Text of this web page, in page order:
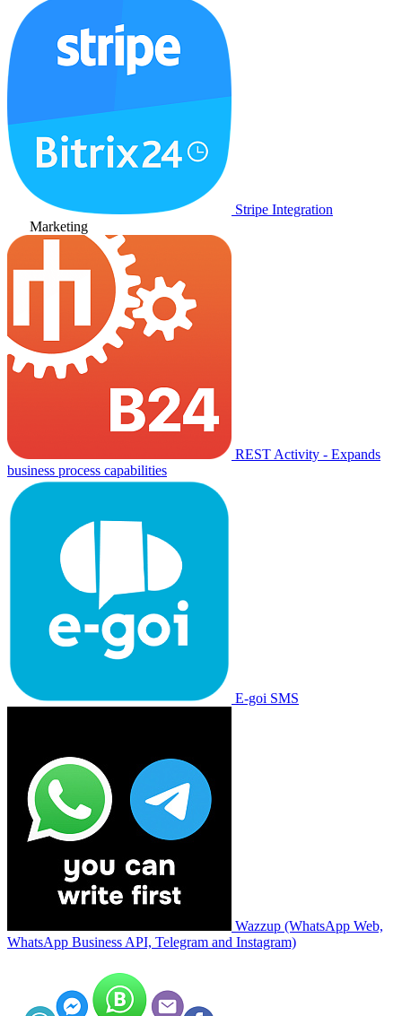
Stripe Integration
Marketing
REST Activity - Expands
business process capabilities
E-goi SMS
Wazzup (WhatsApp Web,
WhatsApp Business API, Telegram and Instagram)